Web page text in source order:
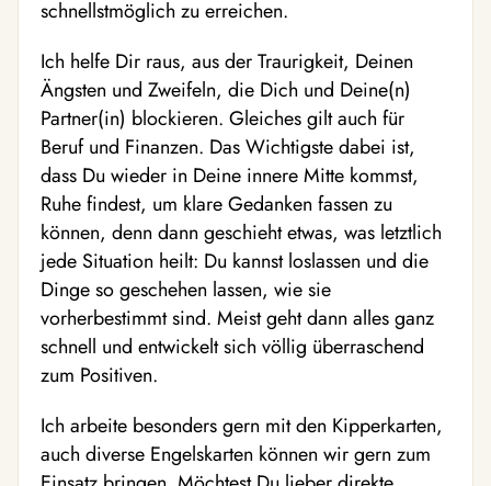
schnellstmöglich zu erreichen.
Ich helfe Dir raus, aus der Traurigkeit, Deinen
Ängsten und Zweifeln, die Dich und Deine(n)
Partner(in) blockieren. Gleiches gilt auch für
Beruf und Finanzen. Das Wichtigste dabei ist,
dass Du wieder in Deine innere Mitte kommst,
Ruhe findest, um klare Gedanken fassen zu
können, denn dann geschieht etwas, was letztlich
jede Situation heilt: Du kannst loslassen und die
Dinge so geschehen lassen, wie sie
vorherbestimmt sind. Meist geht dann alles ganz
schnell und entwickelt sich völlig überraschend
zum Positiven.
Ich arbeite besonders gern mit den Kipperkarten,
auch diverse Engelskarten können wir gern zum